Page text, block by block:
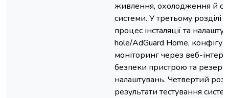
живлення, охолодження й
системи. У третьому розділі
процес інсталяції та
hole/AdGuard Home,
моніторинг через веб-
безпеки пристрою та
налаштувань. Четвертий
результати тестування